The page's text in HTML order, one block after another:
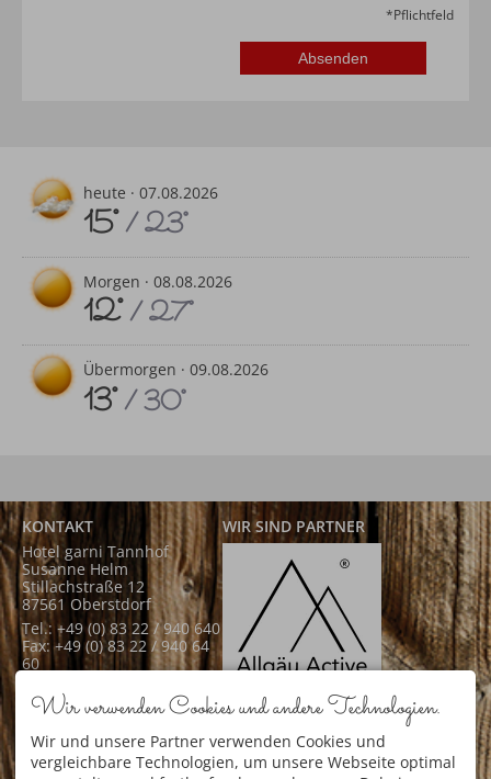
*Pflichtfeld
heute · 07.08.2026
15°/ 23°
Morgen · 08.08.2026
12°/ 27°
Übermorgen · 09.08.2026
13°/ 30°
KONTAKT
Hotel garni Tannhof
Susanne Helm
Stillachstraße 12
87561 Oberstdorf
Tel.: +49 (0) 83 22 / 940 640
Fax: +49 (0) 83 22 / 940 64
60
tannhof.de
WIR SIND PARTNER
Allgäu Active
SERVICE
Newsletter
Wir verwenden Cookies und andere Technologien.
Wir und unsere Partner verwenden Cookies und
vergleichbare Technologien, um unsere Webseite optimal